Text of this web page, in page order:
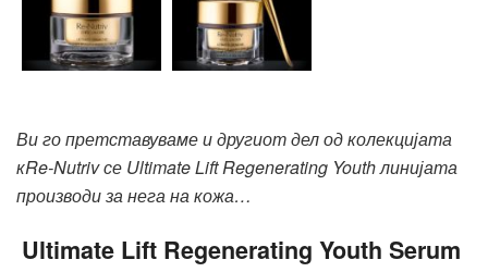
Ви го претставуваме и другиот дел од колекцијата
кRe-Nutrivсе Ultimate Lift Regenerating Youthлинијата
производи за нега на кожа…
Ultimate Lift Regenerating Youth Serum